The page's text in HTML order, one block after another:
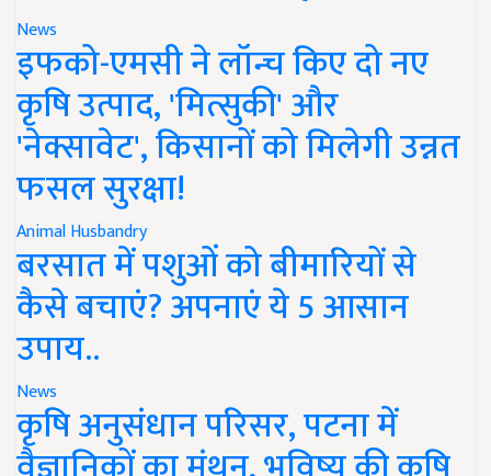
News
इफको-एमसी ने लॉन्च किए दो नए
कृषि उत्पाद, 'मित्सुकी' और
'नेक्सावेट', किसानों को मिलेगी उन्नत
फसल सुरक्षा!
Animal Husbandry
बरसात में पशुओं को बीमारियों से
कैसे बचाएं? अपनाएं ये 5 आसान
उपाय..
News
कृषि अनुसंधान परिसर, पटना में